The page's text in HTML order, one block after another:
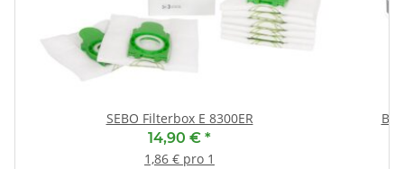
SEBO Filterbox E 8300ER
14,90 € *
1,86 € pro 1